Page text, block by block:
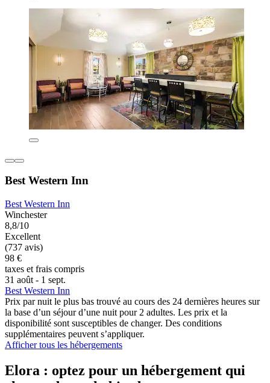
Best Western Inn
Best Western Inn
Winchester
8,8/10
Excellent
(737 avis)
98 €
taxes et frais compris
31 août - 1 sept.
Best Western Inn
Prix par nuit le plus bas trouvé au cours des 24 dernières heures sur
la base d’un séjour d’une nuit pour 2 adultes. Les prix et la
disponibilité sont susceptibles de changer. Des conditions
supplémentaires peuvent s’appliquer.
Afficher tous les hébergements
Elora : optez pour un hébergement qui